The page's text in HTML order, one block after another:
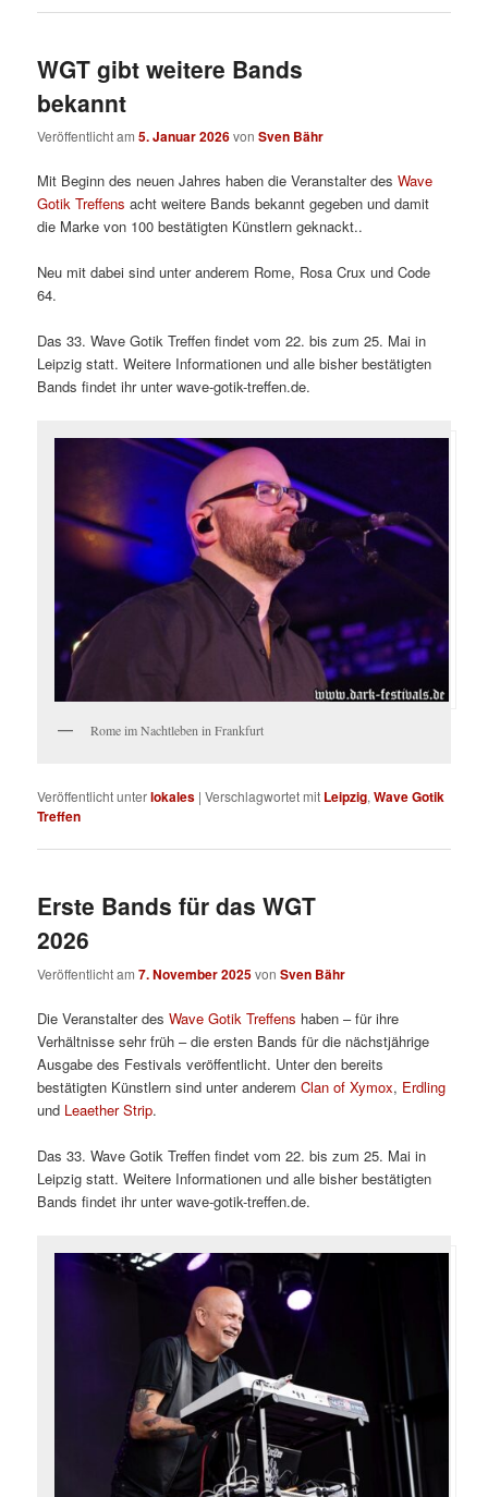
WGT gibt weitere Bands
bekannt
Veröffentlicht am5. Januar 2026vonSven Bähr
Mit Beginn des neuen Jahres haben die Veranstalter desWave
Gotik Treffens acht weitere Bands bekannt gegeben und damit
die Marke von 100 bestätigten Künstlern geknackt..
Neu mit dabei sind unter anderem Rome, Rosa Crux und Code
64.
Das 33. Wave Gotik Treffen findet vom 22. bis zum 25. Mai in
Leipzig statt. Weitere Informationen und alle bisher bestätigten
Bands findet ihr unter wave-gotik-treffen.de.
Rome im Nachtleben in Frankfurt
Veröffentlicht unterlokales |Verschlagwortet mit Leipzig,Wave Gotik
Treffen
Erste Bands für das WGT
2026
Veröffentlicht am7. November 2025vonSven Bähr
Die Veranstalter desWave Gotik Treffens haben – für ihre
Verhältnisse sehr früh – die ersten Bands für die nächstjährige
Ausgabe des Festivals veröffentlicht. Unter den bereits
bestätigten Künstlern sind unter anderemClan of Xymox, Erdling
und Leaether Strip.
Das 33. Wave Gotik Treffen findet vom 22. bis zum 25. Mai in
Leipzig statt. Weitere Informationen und alle bisher bestätigten
Bands findet ihr unter wave-gotik-treffen.de.